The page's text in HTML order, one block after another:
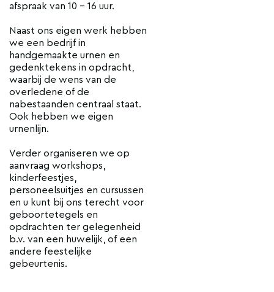
afspraak van 10 - 16 uur.
Naast ons eigen werk hebben
we een bedrijf in
handgemaakte urnen en
gedenktekens in opdracht,
waarbij de wens van de
overledene of de
nabestaanden centraal staat.
Ook hebben we eigen
urnenlijn.
Verder organiseren we op
aanvraag workshops,
kinderfeestjes,
personeelsuitjes en cursussen
en u kunt bij ons terecht voor
geboortetegels en
opdrachten ter gelegenheid
b.v. van een huwelijk, of een
andere feestelijke
gebeurtenis.